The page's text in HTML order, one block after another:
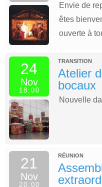
Envie de
êtes
ouverte à
24
Nov
18:00
TRANSITION
Atelier
bocaux
Nouvelle
21
Nov
20:00
RÉUNION